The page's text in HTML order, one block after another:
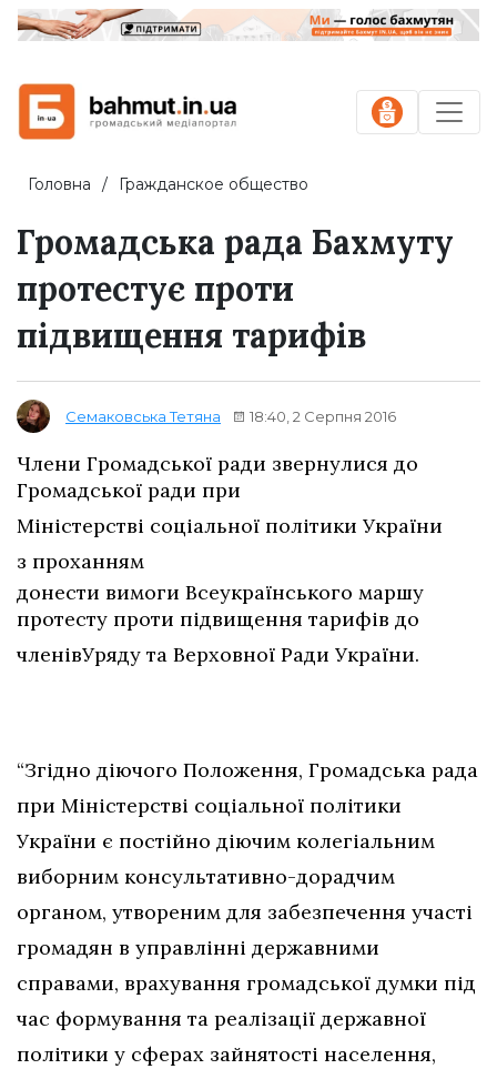
Головна Гражданское общество
Громадська рада Бахмуту
протестує проти
підвищення тарифів
Семаковська Тетяна 18:40, 2 Серпня 2016
Члени Громадської ради звернулися до
Громадської ради при
Міністерстві соціальної політики України
з проханням
донести вимоги Всеукраїнського маршу
протесту проти підвищення тарифів до
членівУряду та Верховної Ради України.
“Згідно діючого Положення, Громадська рада
при Міністерстві соціальної політики
України є постійно діючим колегіальним
виборним консультативно-дорадчим
органом, утвореним для забезпечення участі
громадян в управлінні державними
справами, врахування громадської думки під
час формування та реалізації державної
політики у сферах зайнятості населення,